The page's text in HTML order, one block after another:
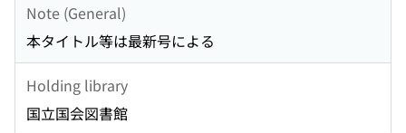
Note (General)
本タイトル等は最新号による
Holding library
国立国会図書館